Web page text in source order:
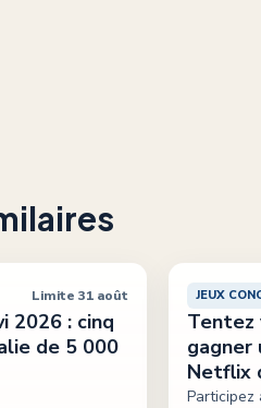
Limite 31 août
2026 : cinq
de 5 000
JEUX
Tentez
gagner
Netflix
Participez